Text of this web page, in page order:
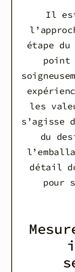
Il
étape
point
les
s’agisse
du
détail
pour